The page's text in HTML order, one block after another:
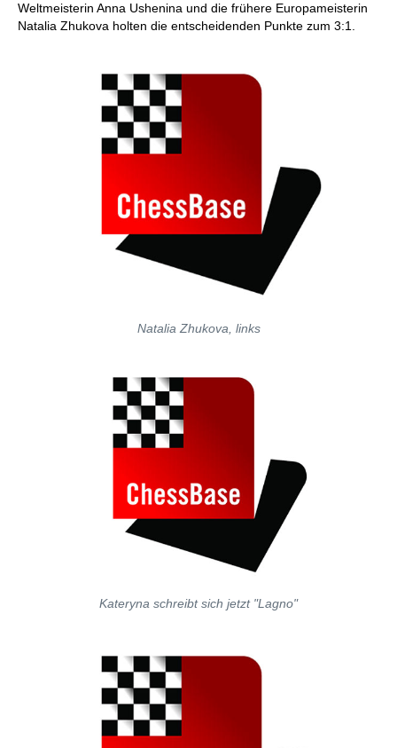
Weltmeisterin Anna Ushenina und die frühere Europameisterin
Natalia Zhukova holten die entscheidenden Punkte zum 3:1.
Natalia Zhukova, links
Kateryna schreibt sich jetzt "Lagno"